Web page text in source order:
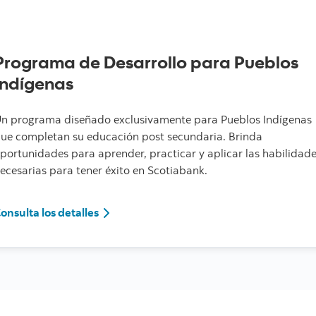
de Desarrollo para Pueblos
programa diseñado exclusivamente para Pueblos Indígenas
completan su educación post secundaria. Brinda
para aprender, practicar y aplicar las
para tener éxito en Scotiabank.
los detallesConsulta los detalles